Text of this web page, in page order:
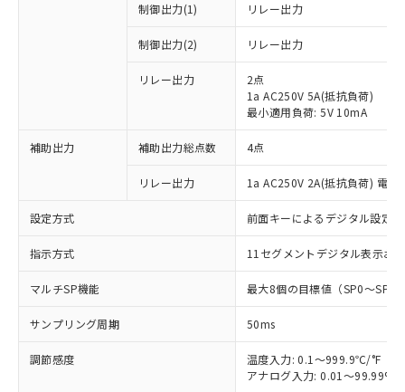
制御出力(1) リレー出力
制御出力(2) リレー出力
リレー出力
2点
1a AC250V 5A(抵抗負荷)
最小適用負荷: 5V 10mA
補助出力 補助出力総点数 4点
リレー出力 1a AC250V 2A(抵抗負荷) 電
設定方式 前面キーによるデジタル設定
指示方式 11セグメントデジタル表示お
マルチSP機能 最大8個の目標値（SP0～SP7
サンプリング周期 50ms
調節感度
温度入力: 0.1～999.9℃/°F（
アナログ入力: 0.01～